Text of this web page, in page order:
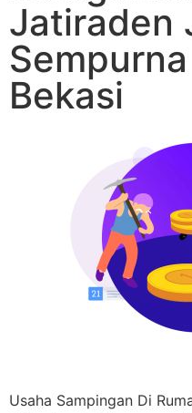
Jatiraden
Bekasi
Usaha Sampingan Di